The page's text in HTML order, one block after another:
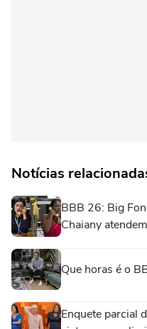
Notícias
BBB 26: Big
Chaiany
Que horas é o
Enquete parcial